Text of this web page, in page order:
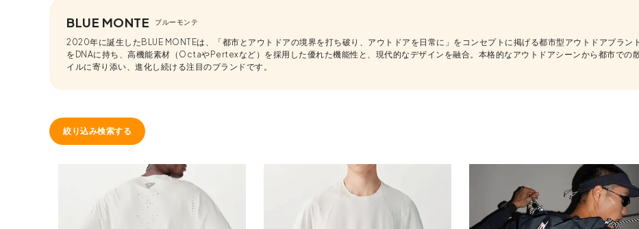
BLUE MONTE ブルーモンテ
2020年に誕生したBLUE MONTEは、「都市とアウトドアの境界を打ち破り、アウトドアを日常に」をコンセプトに掲げる都市型アウトドアブラン
をDNAに持ち、高機能素材（OctaやPertexなど）を採用した優れた機能性と、現代的なデザインを融合。本格的なアウトドアシーンから都市での
イルに寄り添い、進化し続ける注目のブランドです。
絞り込み検索する